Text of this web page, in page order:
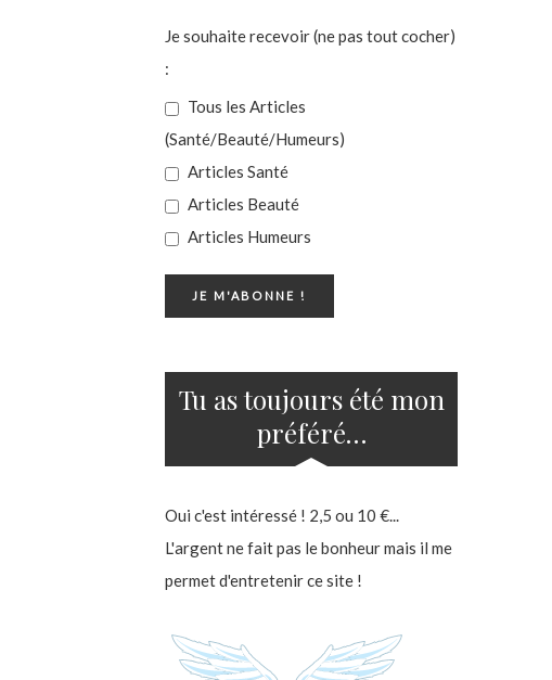
Je souhaite recevoir (ne pas tout cocher)
:
Tous les Articles
(Santé/Beauté/Humeurs)
Articles Santé
Articles Beauté
Articles Humeurs
Tu as toujours été mon
préféré…
Oui c'est intéressé ! 2,5 ou 10 €...
L'argent ne fait pas le bonheur mais il me
permet d'entretenir ce site !